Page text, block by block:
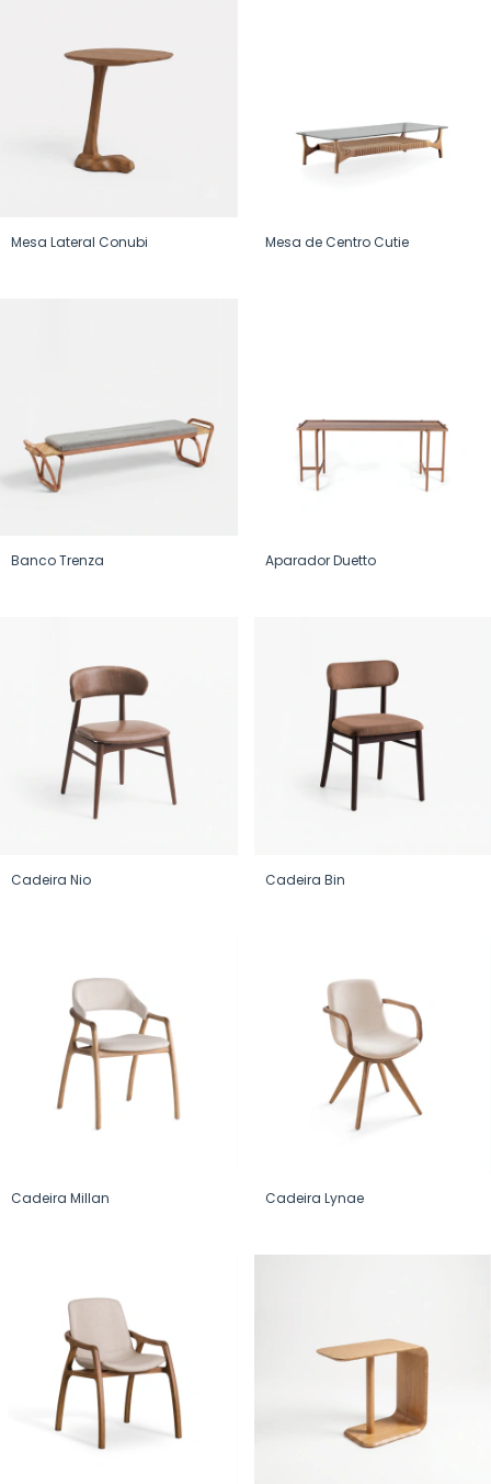
Mesa Lateral Conubi Mesa de Centro Cutie
Banco Trenza Aparador Duetto
Cadeira Nio Cadeira Bin
Cadeira Millan Cadeira Lynae